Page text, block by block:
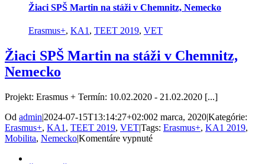
v
Žiaci SPŠ Martin na stáži v Chemnitz, Nemecko
Erasmus+, KA1 , TEET 2019, VET
Žiaci SPŠ Martin na stáži v Chemnitz,
Nemecko
Projekt: Erasmus + Termín: 10.02.2020 - 21.02.2020 [...]
Od admin|2024-07-15T13:14:27+02:002 marca, 2020|Kategórie:
Erasmus+, KA1 , TEET 2019, VET|Tags: Erasmus+, KA1 2019,
Mobilita, Nemecko|Komentáre vypnuténa